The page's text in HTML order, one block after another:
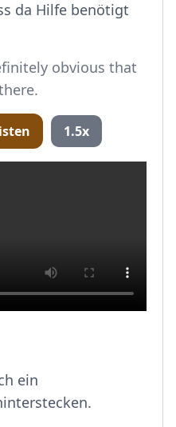
da Hilfe benötigt
obvious that
1.5x
ein